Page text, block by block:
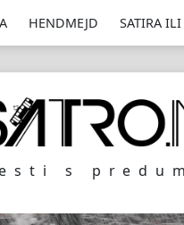
HENDMEJD SATIRA ILI
s